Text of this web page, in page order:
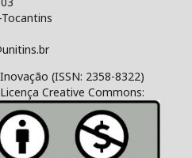
Tocantins
(ISSN: 2358-8322)
Creative Commons: